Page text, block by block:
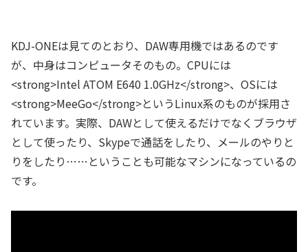
KDJ-ONEは見てのとおり、DAW専用機ではあるのです
が、中身はコンピュータそのもの。CPUには
<strong>Intel ATOM E640 1.0GHz</strong>、OSには
<strong>MeeGo</strong>というLinux系のものが採用さ
れています。実際、DAWとして使えるだけでなくブラウザ
として使ったり、Skypeで通話をしたり、メールのやりと
りをしたり……ということも可能なマシンになっているの
です。